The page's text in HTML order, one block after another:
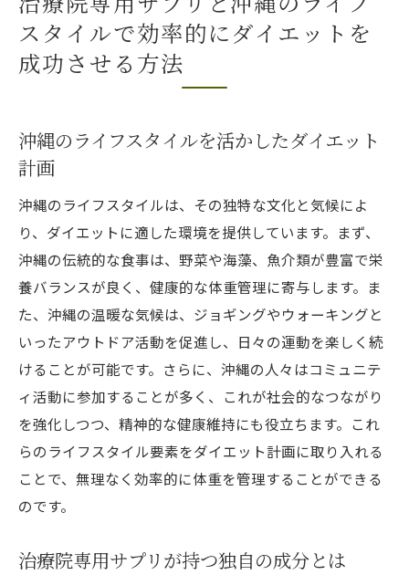
スタイルで効率的にダイエットを
成功させる方法
沖縄のライフスタイルを活かしたダイエット
計画
沖縄のライフスタイルは、その独特な文化と気候によ
り、ダイエットに適した環境を提供しています。まず、
沖縄の伝統的な食事は、野菜や海藻、魚介類が豊富で栄
養バランスが良く、健康的な体重管理に寄与します。ま
た、沖縄の温暖な気候は、ジョギングやウォーキングと
いったアウトドア活動を促進し、日々の運動を楽しく続
けることが可能です。さらに、沖縄の人々はコミュニテ
ィ活動に参加することが多く、これが社会的なつながり
を強化しつつ、精神的な健康維持にも役立ちます。これ
らのライフスタイル要素をダイエット計画に取り入れる
ことで、無理なく効率的に体重を管理することができる
のです。
治療院専用サプリが持つ独自の成分とは